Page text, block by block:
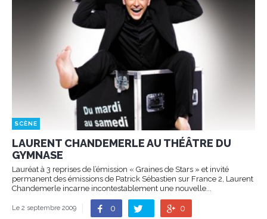
SCÈNE
LAURENT CHANDEMERLE AU THÉÂTRE DU
GYMNASE
Lauréat à 3 reprises de l’émission « Graines de Stars » et invité
permanent des émissions de Patrick Sébastien sur France 2, Laurent
Chandemerle incarne incontestablement une nouvelle...
Le 2 septembre 2009 0 0